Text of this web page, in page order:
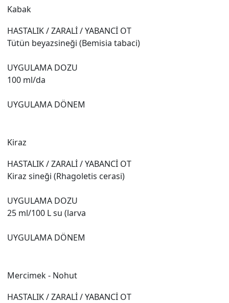
Kabak
HASTALIK / ZARALİ / YABANCİ OT
Tütün beyazsineği (Bemisia tabaci)
UYGULAMA DOZU
100 ml/da
UYGULAMA DÖNEM
Kiraz
HASTALIK / ZARALİ / YABANCİ OT
Kiraz sineği (Rhagoletis cerasi)
UYGULAMA DOZU
25 ml/100 L su (larva
UYGULAMA DÖNEM
Mercimek - Nohut
HASTALIK / ZARALİ / YABANCİ OT